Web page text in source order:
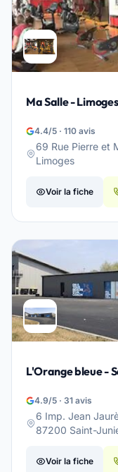
Ma Salle - Limoges
4.4/5 · 110 avis
69 Rue Pierre et
Limoges
Voir la fiche
L'Orange bleue -
4.9/5 · 31 avis
6 Imp. Jean
87200 Saint-
Voir la fiche